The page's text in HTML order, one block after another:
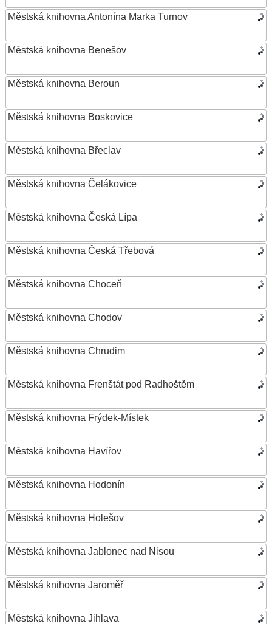
Městská knihovna Antonína Marka Turnov
Městská knihovna Benešov
Městská knihovna Beroun
Městská knihovna Boskovice
Městská knihovna Břeclav
Městská knihovna Čelákovice
Městská knihovna Česká Lípa
Městská knihovna Česká Třebová
Městská knihovna Choceň
Městská knihovna Chodov
Městská knihovna Chrudim
Městská knihovna Frenštát pod Radhoštěm
Městská knihovna Frýdek-Místek
Městská knihovna Havířov
Městská knihovna Hodonín
Městská knihovna Holešov
Městská knihovna Jablonec nad Nisou
Městská knihovna Jaroměř
Městská knihovna Jihlava